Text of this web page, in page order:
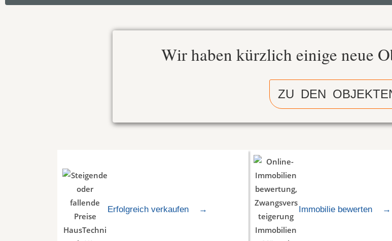
Wir haben kürzlich einige neue
ZU DEN
Immobilie bewerten →
Erfolgreich verkaufen →